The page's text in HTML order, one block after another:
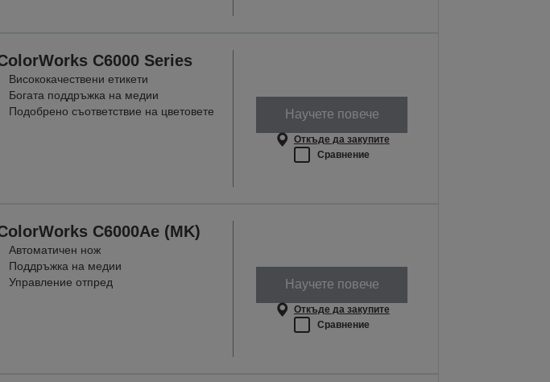
C6000 Series
Висококачествени етикети
Богата поддръжка на медии
Подобрено съответствие на цветовете
Научете повече
Откъде да закупите
Сравнение
C6000Ae (MK)
Автоматичен нож
Поддръжка на медии
Управление отпред
Научете повече
Откъде да закупите
Сравнение